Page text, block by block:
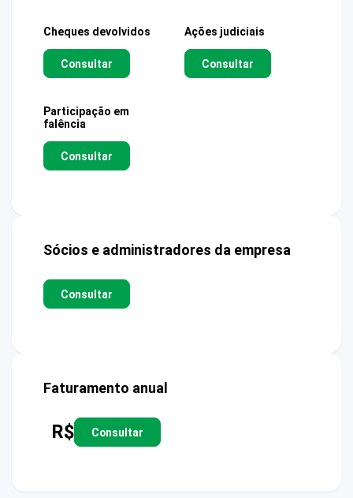
Cheques devolvidos
Consultar
Ações judiciais
Consultar
Participação em
falência
Consultar
Sócios e administradores da empresa
Consultar
Faturamento anual
R$ Consultar